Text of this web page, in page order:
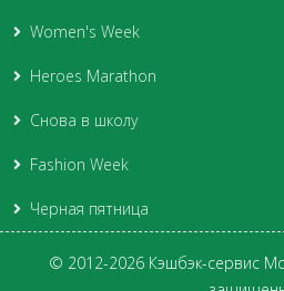
Women's Week
Heroes Marathon
Снова в школу
Fashion Week
Черная пятница
© 2012-2026 Кэшбэк-сервис